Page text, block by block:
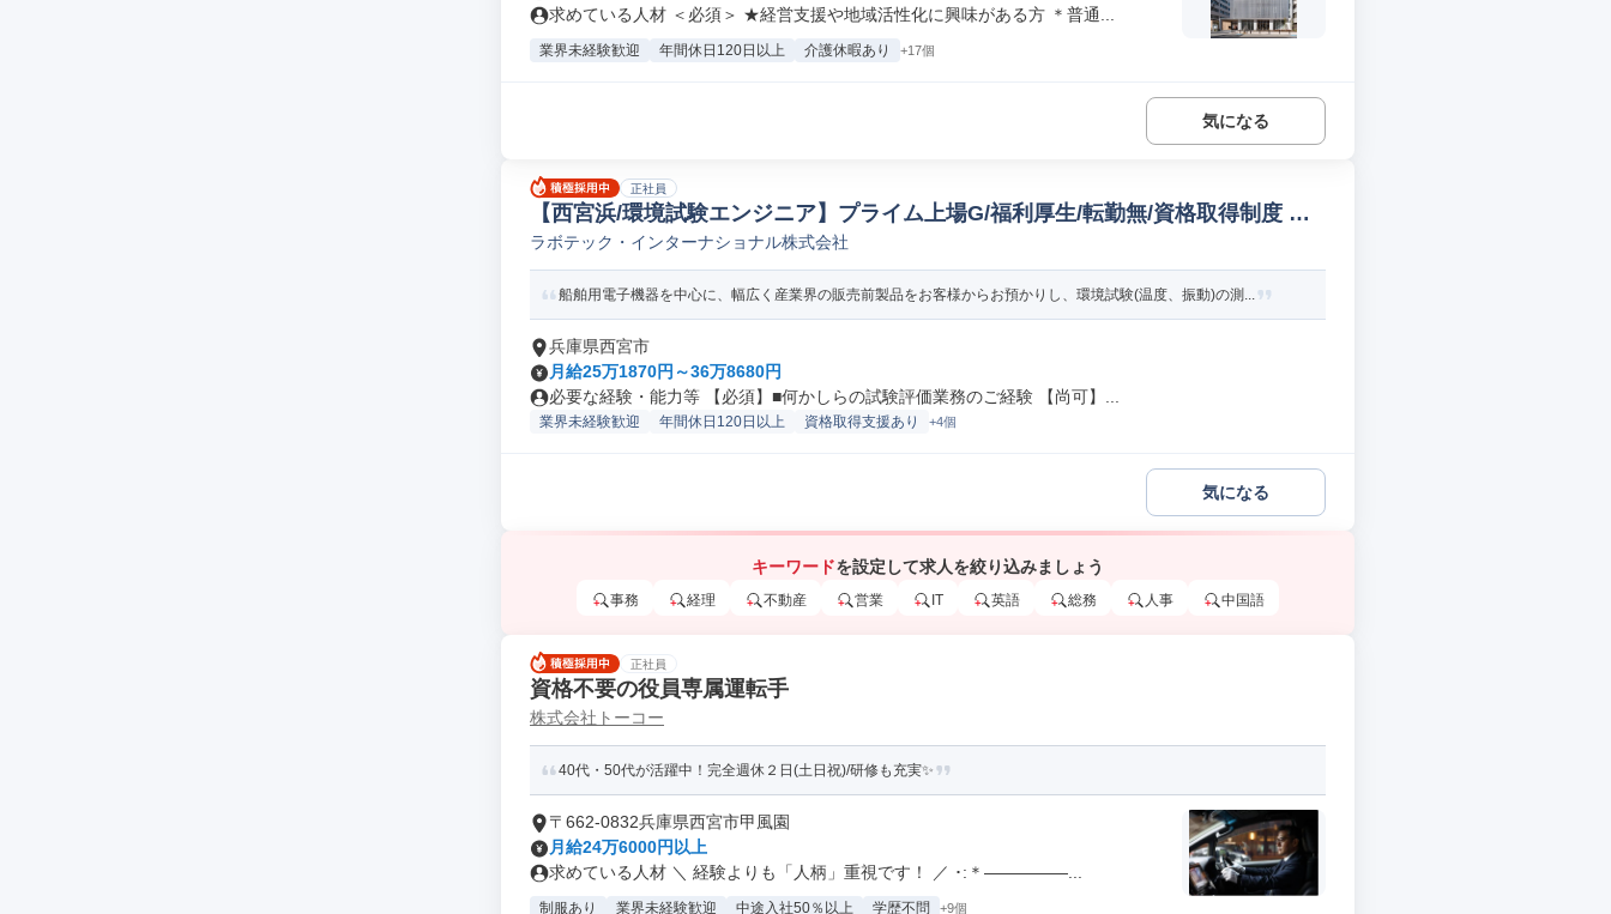
求めている人材 ＜必須＞ ★経営支援や地域活性化に興味がある方 ＊普通...
業界未経験歓迎 年間休日120日以上 介護休暇あり +17個
気になる
正社員
【西宮浜/環境試験エンジニア】プライム上場G/福利厚生/転勤無/資格取得制度 評
価/実験/テスト(機械/電気/電子製品専門職)
ラボテック・インターナショナル株式会社
船舶用電子機器を中心に、幅広く産業界の販売前製品をお客様からお預かりし、環境試験(温度、振動)の測...
兵庫県西宮市
月給25万1870円～36万8680円
必要な経験・能力等 【必須】■何かしらの試験評価業務のご経験 【尚可】...
業界未経験歓迎 年間休日120日以上 資格取得支援あり +4個
気になる
キーワードを設定して求人を絞り込みましょう
事務 経理 不動産 営業 IT 英語 総務 人事 中国語
正社員
資格不要の役員専属運転手
株式会社トーコー
40代・50代が活躍中！完全週休２日(土日祝)/研修も充実✨
〒662-0832兵庫県西宮市甲風園
月給24万6000円以上
求めている人材 ＼ 経験よりも「人柄」重視です！ ／ ･:＊―――――...
制服あり 業界未経験歓迎 中途入社50％以上 学歴不問 +9個